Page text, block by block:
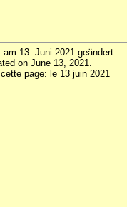
13. Juni 2021 geändert.
on June 13, 2021.
page: le 13 juin 2021